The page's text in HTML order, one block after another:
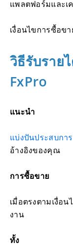
แพลตฟอร์มและเ
เงื่อนไขการซื้อข
วิธีรับราย
FxPro
แนะนำ
แบ่งปันประสบก
อ้างอิงของคุณ
การซื้อขาย
เมื่อตรงตามเงื่อ
งาน
ทั้ง